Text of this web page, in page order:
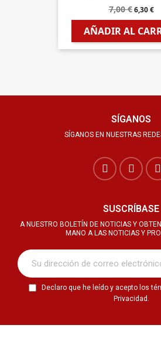
7,00 € 6,30 €
AÑADIR AL
SÍGANOS
SÍGANOS EN NUESTRAS
SUSCRÍBASE
A NUESTRO BOLETÍN DE NOTICIAS Y
MANO A LAS NOTICIAS Y
Declaro que he leído y acepto los
Privacidad.